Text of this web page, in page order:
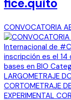
fice.quito
CONVOCATORIA